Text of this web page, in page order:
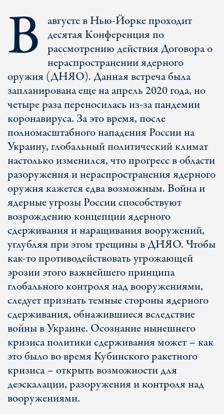
В
августе в Нью-Йорке проходит
десятая Конференция по
рассмотрению действия Договора о
нераспространении ядерного
оружия (ДНЯО). Данная встреча была
запланирована еще на апрель 2020 года, но
четыре раза переносилась из-за пандемии
коронавируса. За это время, после
полномасштабного нападения России на
Украину, глобальный политический климат
настолько изменился, что прогресс в области
разоружения и нераспространения ядерного
оружия кажется едва возможным. Война и
ядерные угрозы России способствуют
возрождению концепции ядерного
сдерживания и наращивания вооружений,
углубляя при этом трещины в ДНЯО. Чтобы
как-то противодействовать угрожающей
эрозии этого важнейшего принципа
глобального контроля над вооружениями,
следует признать темные стороны ядерного
сдерживания, обнажившиеся вследствие
войны в Украине. Осознание нынешнего
кризиса политики сдерживания может – как
это было во время Кубинского ракетного
кризиса – открыть возможности для
деэскалации, разоружения и контроля над
вооружениями.